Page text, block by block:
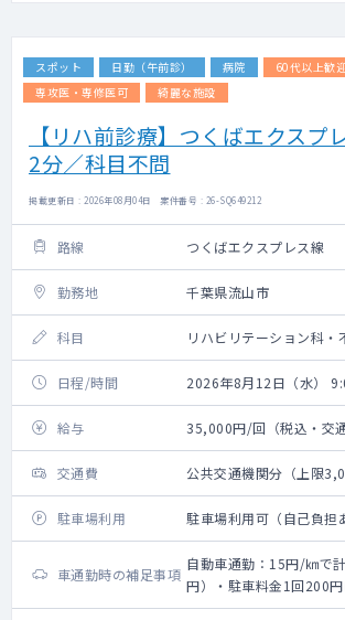
スポット 日勤（午前診） 病院 60代以上歓
専攻医・専修医可
綺麗な施設
【リハ前診療】つくばエクスプ
2分／科目不問
掲載更新日 : 2026年08月04日 案件番号 : 26-SQ649212
路線 つくばエクスプレス線
勤務地 千葉県流山市
科目 リハビリテーション科・
日程/時間 2026年8月12日（水）
給与 35,000円/回（税込・交通
交通費 公共交通機関分（上限
駐車場利用 駐車場利用可（自己負担
車通勤時の補足事項
自動車通勤：15円/㎞で
円）・駐車料金1回200